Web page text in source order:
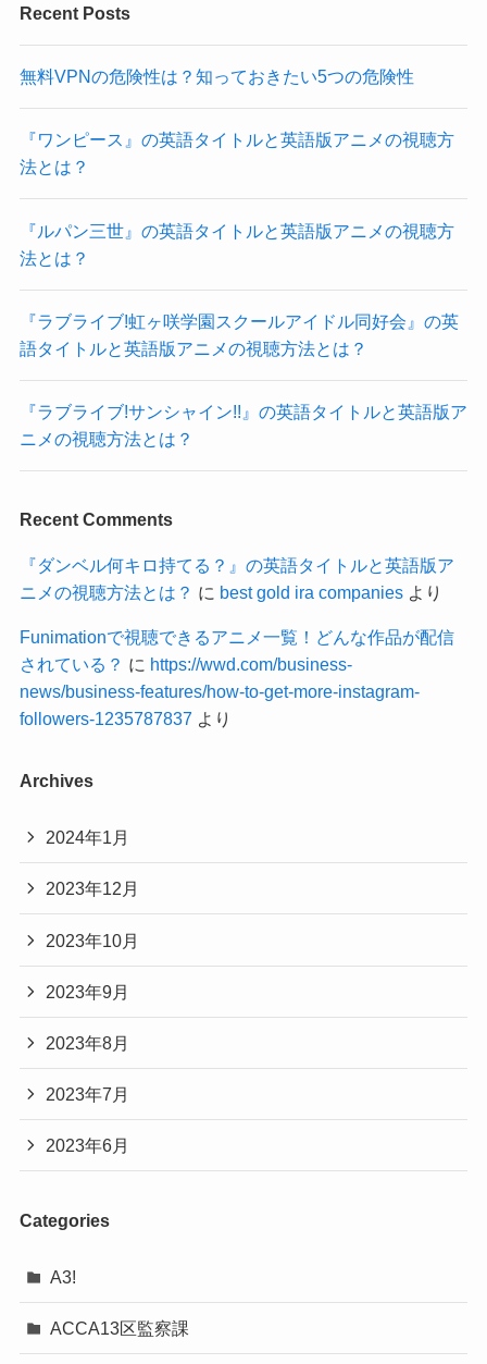
Recent Posts
無料VPNの危険性は？知っておきたい5つの危険性
『ワンピース』の英語タイトルと英語版アニメの視聴方
法とは？
『ルパン三世』の英語タイトルと英語版アニメの視聴方
法とは？
『ラブライブ!虹ヶ咲学園スクールアイドル同好会』の英
語タイトルと英語版アニメの視聴方法とは？
『ラブライブ!サンシャイン!!』の英語タイトルと英語版ア
ニメの視聴方法とは？
Recent Comments
『ダンベル何キロ持てる？』の英語タイトルと英語版ア
ニメの視聴方法とは？ に best gold ira companiesより
Funimationで視聴できるアニメ一覧！どんな作品が配信
されている？ に https://wwd.com/business-
news/business-features/how-to-get-more-instagram-
followers-1235787837 より
Archives
2024年1月
2023年12月
2023年10月
2023年9月
2023年8月
2023年7月
2023年6月
Categories
A3!
ACCA13区監察課